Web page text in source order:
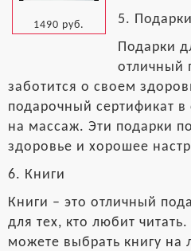
1490 руб.
5.
Подарки
отличный
заботится о своем
подарочный сертификат
на массаж. Эти подарки
здоровье и хорошее
6. Книги
Книги – это отличный
для тех, кто любит
можете выбрать книгу на